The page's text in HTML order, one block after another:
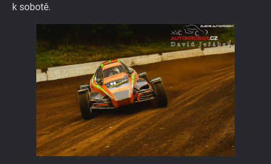
k sobotě.